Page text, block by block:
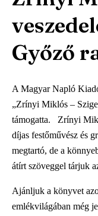
Győző
A Magyar Napló
„Zrínyi Miklós –
támogatta. Zrínyi
díjas festőművész és
megtartó, de a
átírt szöveggel tárjuk
Ajánljuk a könyvet
emlékvilágában még